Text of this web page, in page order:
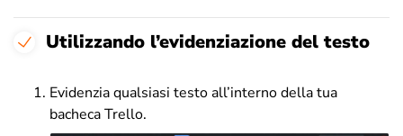
Utilizzando l’evidenziazione del testo
Evidenzia qualsiasi testo all’interno della tua
bacheca Trello.